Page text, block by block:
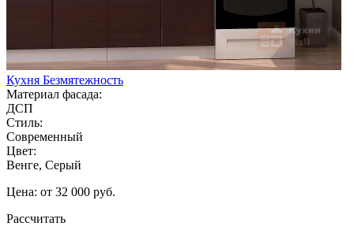
Кухня Безмятежность
Материал фасада:
ДСП
Стиль:
Современный
Цвет:
Венге, Серый
Цена: от 32 000 руб.
Рассчитать